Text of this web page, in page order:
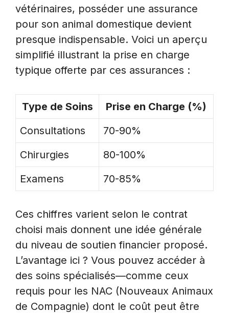
vétérinaires, posséder une assurance
pour son animal domestique devient
presque indispensable. Voici un aperçu
simplifié illustrant la prise en charge
typique offerte par ces assurances :
Type de Soins
Prise en Charge (%)
Consultations
70-90%
Chirurgies
80-100%
Examens
70-85%
Ces chiffres varient selon le contrat
choisi mais donnent une idée générale
du niveau de soutien financier proposé.
L’avantage ici ? Vous pouvez accéder à
des soins spécialisés—comme ceux
requis pour les NAC (Nouveaux Animaux
de Compagnie) dont le coût peut être